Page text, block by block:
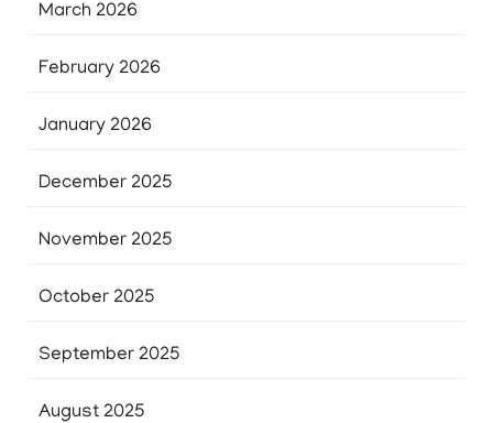
March 2026
February 2026
January 2026
December 2025
November 2025
October 2025
September 2025
August 2025